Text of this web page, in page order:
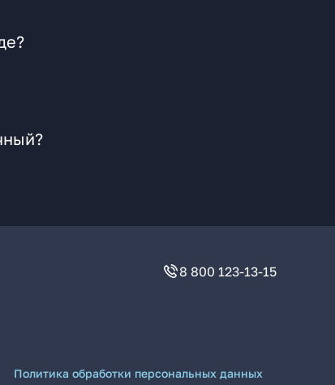
8 800 123-13-15
Политика обработки персональных данных